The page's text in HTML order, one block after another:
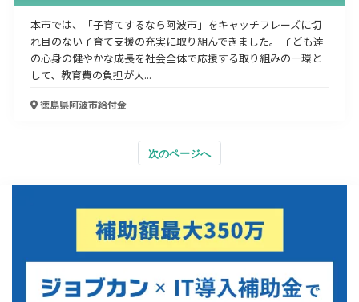
本市では、「子育てするなら阿波市」をキャッチフレーズに切
れ目のない子育て支援の充実に取り組んできました。 子ども達
の心身の健やかな成長を社会全体で応援する取り組みの一環と
して、教育費の負担が大...
徳島県阿波市給付金
次のページへ